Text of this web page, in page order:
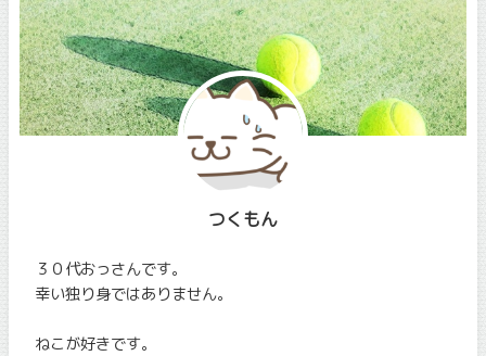
つくもん
３０代おっさんです。
幸い独り身ではありません。
ねこが好きです。